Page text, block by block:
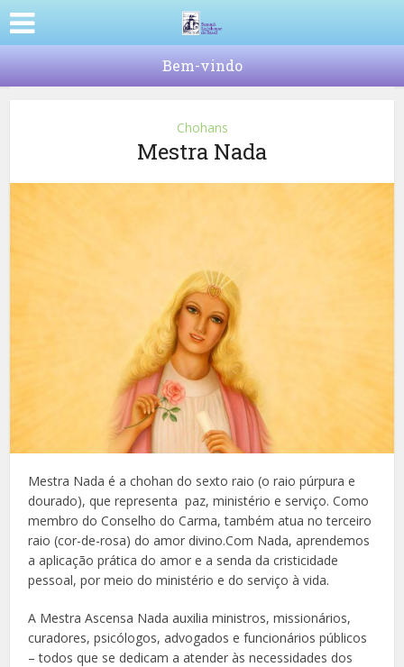
Bem-vindo
Chohans
Mestra Nada
Mestra Nada é a chohan do sexto raio (o raio púrpura e
dourado), que representa paz, ministério e serviço. Como
membro do Conselho do Carma, também atua no terceiro
raio (cor-de-rosa) do amor divino.Com Nada, aprendemos
a aplicação prática do amor e a senda da cristicidade
pessoal, por meio do ministério e do serviço à vida.
A Mestra Ascensa Nada auxilia ministros, missionários,
curadores, psicólogos, advogados e funcionários públicos
– todos que se dedicam a atender às necessidades dos